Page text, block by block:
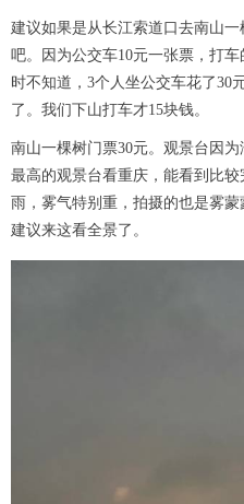
建议如果是从长江索道口去南山
吧。因为公交车10元一张票，打
时不知道，3个人坐公交车花了30
了。我们下山打车才15块钱。
南山一棵树门票30元。观景台因
最高的观景台看重庆，能看到比
雨，雾气特别重，拍摄的也是雾
建议来这看全景了。